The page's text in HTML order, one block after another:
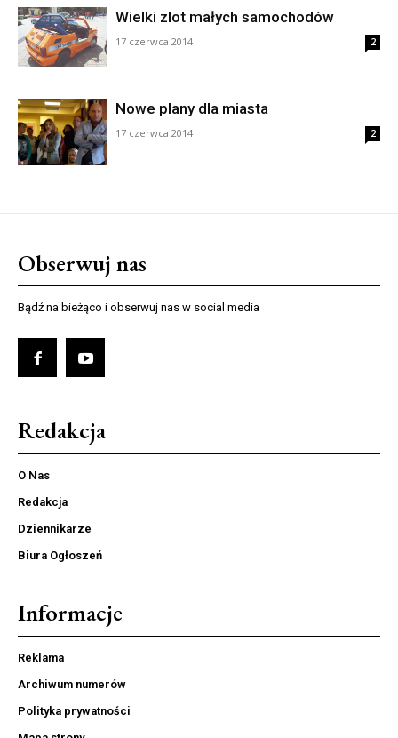
Wielki zlot małych samochodów
17 czerwca 2014 2
Nowe plany dla miasta
17 czerwca 2014 2
Obserwuj nas
Bądź na bieżąco i obserwuj nas w social media
Redakcja
O Nas
Redakcja
Dziennikarze
Biura Ogłoszeń
Informacje
Reklama
Archiwum numerów
Polityka prywatności